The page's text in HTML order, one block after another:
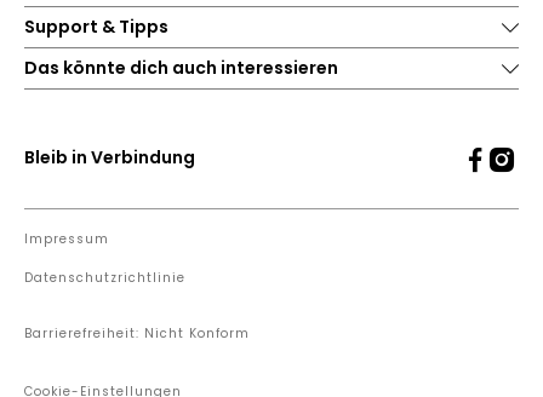
Support & Tipps
Das könnte dich auch interessieren
Bleib in Verbindung
Impressum
Datenschutzrichtlinie
Barrierefreiheit: Nicht Konform
Cookie-Einstellungen